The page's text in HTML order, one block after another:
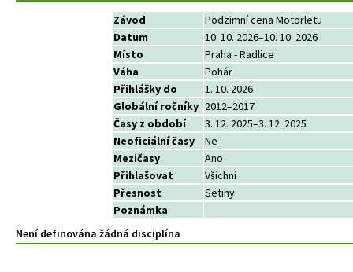
Závod
Podzimní cena Motorletu
Datum
10. 10. 2026–10. 10. 2026
Místo
Praha - Radlice
Váha
Pohár
Přihlášky do
1. 10. 2026
Globální ročníky 2012–2017
Časy z období
3. 12. 2025–3. 12. 2025
Neoficiální časy
Ne
Mezičasy
Ano
Přihlašovat
Všichni
Přesnost
Setiny
Poznámka
Není definována žádná disciplína